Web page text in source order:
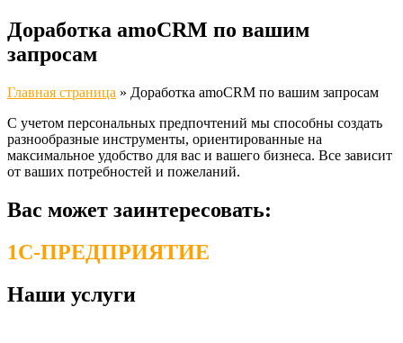
Доработка amoCRM по вашим
запросам
Главная страница » Доработка amoCRM по вашим запросам
С учетом персональных предпочтений мы способны создать
разнообразные инструменты, ориентированные на
максимальное удобство для вас и вашего бизнеса. Все зависит
от ваших потребностей и пожеланий.
Вас может заинтересовать:
1С-ПРЕДПРИЯТИЕ
Наши услуги